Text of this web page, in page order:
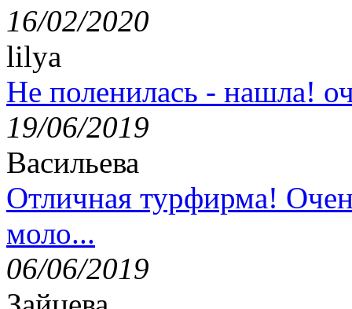
16/02/2020
lilya
Не поленилась - нашла!
19/06/2019
Васильева
Отличная турфирма!
моло...
06/06/2019